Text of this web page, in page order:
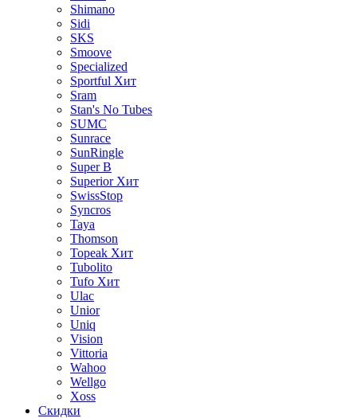
Shimano
Sidi
SKS
Smoove
Specialized
Sportful Хит
Sram
Stan's No Tubes
SUMC
Sunrace
SunRingle
Super B
Superior Хит
SwissStop
Syncros
Taya
Thomson
Topeak Хит
Tubolito
Tufo Хит
Ulac
Unior
Uniq
Vision
Vittoria
Wahoo
Wellgo
Xoss
Скидки